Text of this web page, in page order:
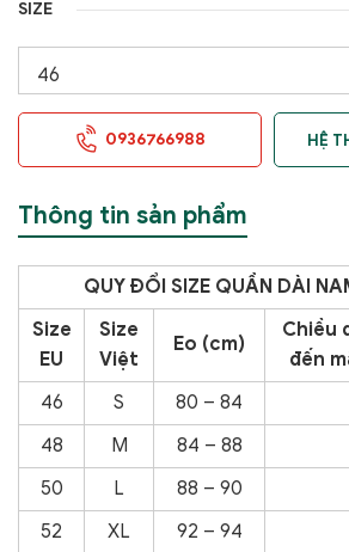
SIZE
0936766988 HỆ
Thông tin sản phẩm
QUY ĐỔI SIZE QUẦN DÀI
Size
EU
Size
Việt
Eo (cm)
Chiều
đến
46
S 80 – 84
48
M 84 – 88
50
L 88 – 90
52
XL 92 – 94